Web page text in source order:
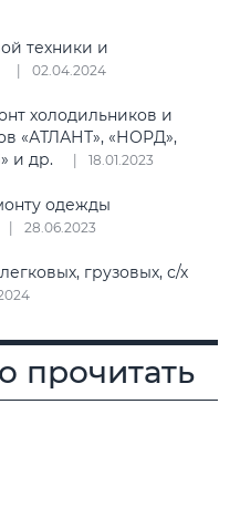
техники и
02.04.2024
холодильников и
«АТЛАНТ», «НОРД»,
и др.
18.01.2023
одежды
28.06.2023
грузовых, с/х
прочитать